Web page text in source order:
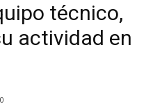
técnico,
actividad en